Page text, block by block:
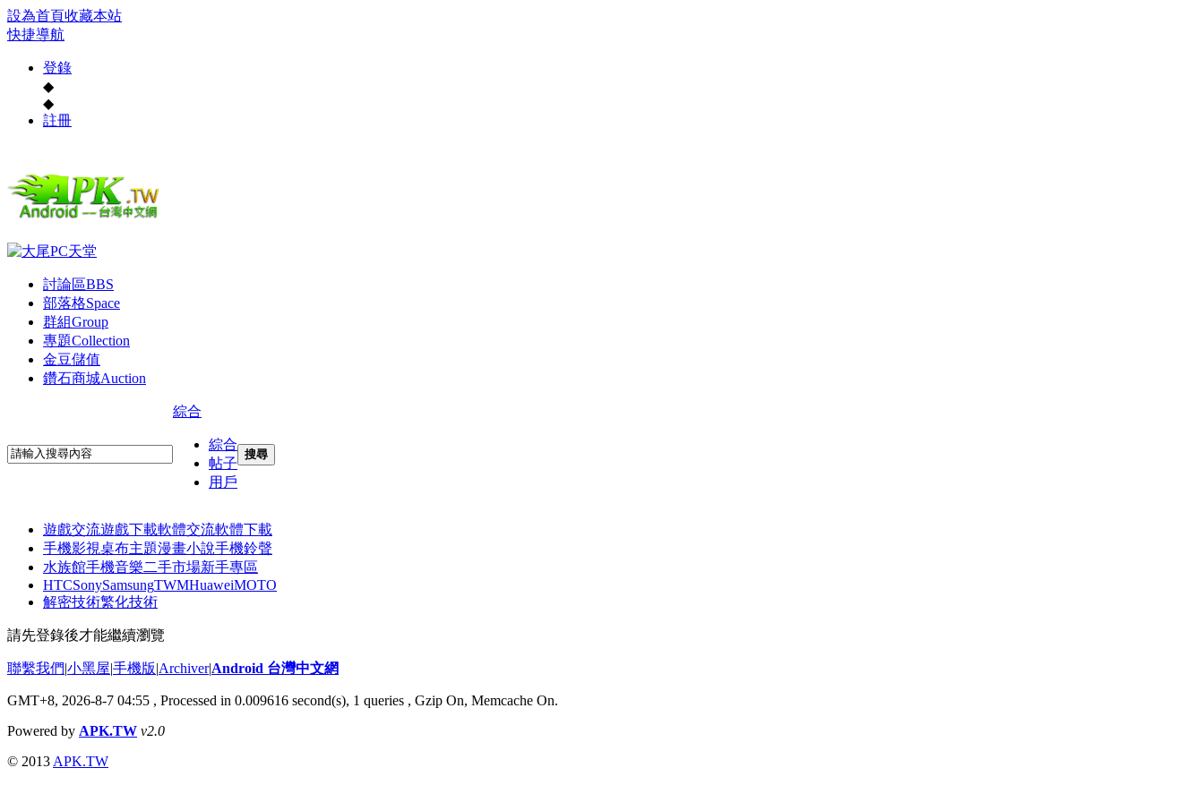
設為首頁收藏本站
快捷導航
登錄
◆
◆
註冊
討論區BBS
部落格Space
群組Group
專題Collection
金豆儲值
鑽石商城Auction
綜合
綜合
帖子
用戶
搜尋
遊戲交流遊戲下載軟體交流軟體下載
手機影視桌布主題漫畫小說手機鈴聲
水族館手機音樂二手市場新手專區
HTCSonySamsungTWMHuaweiMOTO
解密技術繁化技術
請先登錄後才能繼續瀏覽
聯繫我們|小黑屋|手機版|Archiver|Android 台灣中文網
GMT+8, 2026-8-7 04:55 , Processed in 0.009616 second(s), 1 queries , Gzip On, Memcache On.
Powered by APK.TW v2.0
© 2013 APK.TW